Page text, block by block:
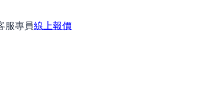
服專員線上報價